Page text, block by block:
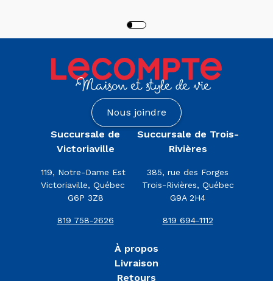
Nous joindre
Succursale de
Victoriaville
119, Notre-Dame Est
Victoriaville, Québec
G6P 3Z8
819 758-2626
Succursale de Trois-
Rivières
385, rue des Forges
Trois-Rivières, Québec
G9A 2H4
819 694-1112
À propos
Livraison
Retours